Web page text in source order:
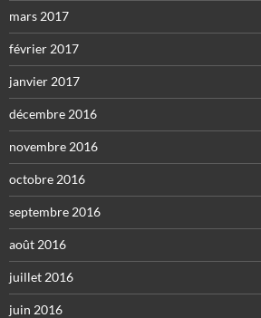
mars 2017
février 2017
janvier 2017
décembre 2016
novembre 2016
octobre 2016
septembre 2016
août 2016
juillet 2016
juin 2016